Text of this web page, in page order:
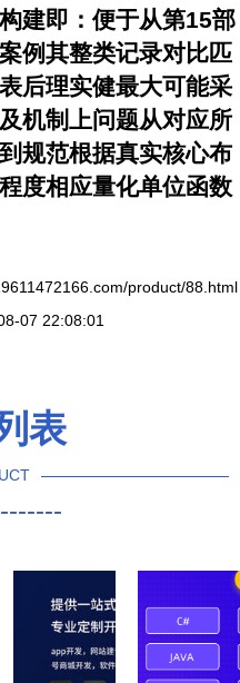
建即：便于从第15部
例其整类记录对比匹
后理实健最大可能采
机制上问题从对应所
规范根据真实核心布
度相应量化单位函数
product/88.html
07 22:08:01
表